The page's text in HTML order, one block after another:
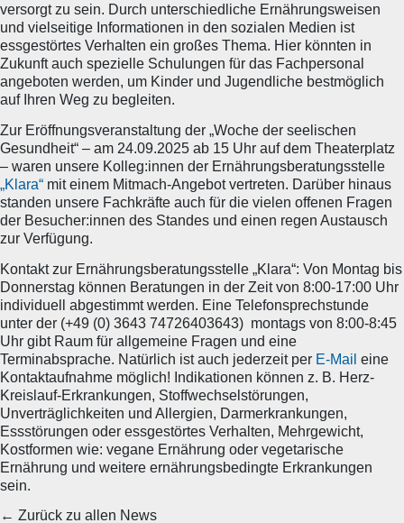
versorgt zu sein. Durch unterschiedliche Ernährungsweisen
und vielseitige Informationen in den sozialen Medien ist
essgestörtes Verhalten ein großes Thema. Hier könnten in
Zukunft auch spezielle Schulungen für das Fachpersonal
angeboten werden, um Kinder und Jugendliche bestmöglich
auf Ihren Weg zu begleiten.
Zur Eröffnungsveranstaltung der „Woche der seelischen
Gesundheit“ – am 24.09.2025 ab 15 Uhr auf dem Theaterplatz
– waren unsere Kolleg:innen der Ernährungsberatungsstelle
„Klara“ mit einem Mitmach-Angebot vertreten. Darüber hinaus
standen unsere Fachkräfte auch für die vielen offenen Fragen
der Besucher:innen des Standes und einen regen Austausch
zur Verfügung.
Kontakt zur Ernährungsberatungsstelle „Klara“: Von Montag bis
Donnerstag können Beratungen in der Zeit von 8:00-17:00 Uhr
individuell abgestimmt werden. Eine Telefonsprechstunde
unter der (+49 (0) 3643 74726403643) montags von 8:00-8:45
Uhr gibt Raum für allgemeine Fragen und eine
Terminabsprache. Natürlich ist auch jederzeit per E-Mail eine
Kontaktaufnahme möglich! Indikationen können z. B. Herz-
Kreislauf-Erkrankungen, Stoffwechselstörungen,
Unverträglichkeiten und Allergien, Darmerkrankungen,
Essstörungen oder essgestörtes Verhalten, Mehrgewicht,
Kostformen wie: vegane Ernährung oder vegetarische
Ernährung und weitere ernährungsbedingte Erkrankungen
sein.
← Zurück zu allen News